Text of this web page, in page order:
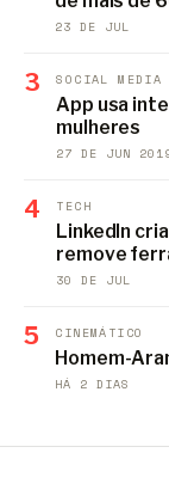
23 DE JUL
3 SOCIAL MEDIA
App usa
mulheres
27 DE JUN
4 TECH
LinkedIn
remove
30 DE JUL
5 CINEMÁTICO
Homem-
HÁ 2 DIAS